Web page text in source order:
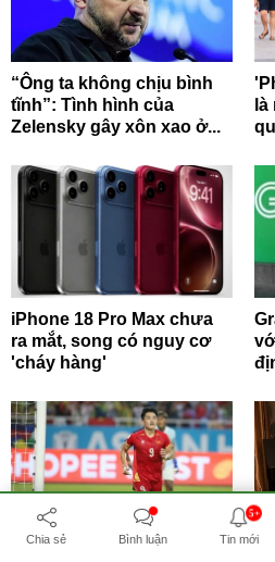
“Ông ta không chịu bình
tĩnh”: Tình hình của
Zelensky gây xôn xao ở...
iPhone 18 Pro Max chưa
ra mắt, song có nguy cơ
'cháy hàng'
Chia sẻ Bình luận
5+
Tin mới